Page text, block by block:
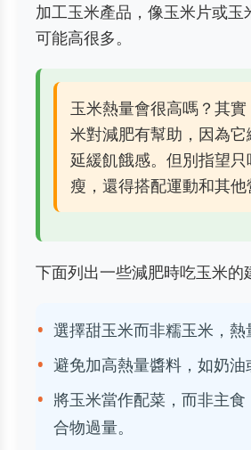
加工玉米產品，像玉米片或玉
可能高很多。
玉米熱量會很高嗎？其實
米對減肥有幫助，因為
延緩飢餓感。但別指望
瘦，還得搭配運動和其他
下面列出一些減肥時吃玉米的
選擇甜玉米而非糯玉米，熱
避免加高熱量醬料，如奶油
將玉米當作配菜，而非主
合物過量。